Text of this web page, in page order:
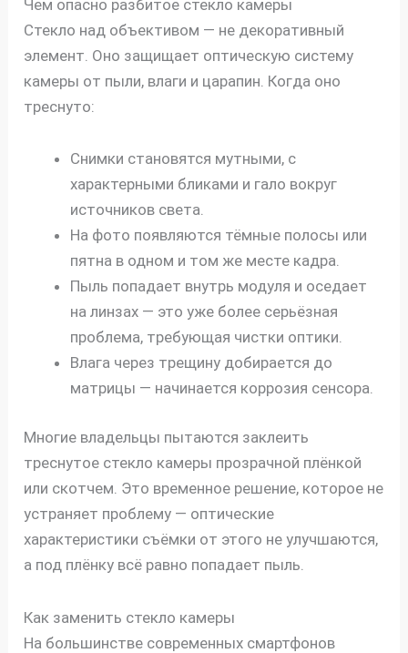
Чем опасно разбитое стекло камеры
Стекло над объективом — не декоративный
элемент. Оно защищает оптическую систему
камеры от пыли, влаги и царапин. Когда оно
треснуто:
Снимки становятся мутными, с
характерными бликами и гало вокруг
источников света.
На фото появляются тёмные полосы или
пятна в одном и том же месте кадра.
Пыль попадает внутрь модуля и оседает
на линзах — это уже более серьёзная
проблема, требующая чистки оптики.
Влага через трещину добирается до
матрицы — начинается коррозия сенсора.
Многие владельцы пытаются заклеить
треснутое стекло камеры прозрачной плёнкой
или скотчем. Это временное решение, которое не
устраняет проблему — оптические
характеристики съёмки от этого не улучшаются,
а под плёнку всё равно попадает пыль.
Как заменить стекло камеры
На большинстве современных смартфонов